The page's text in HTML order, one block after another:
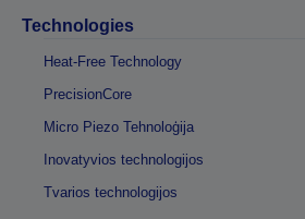
Technologies
Heat-Free Technology
PrecisionCore
Micro Piezo Tehnoloģija
Inovatyvios technologijos
Tvarios technologijos